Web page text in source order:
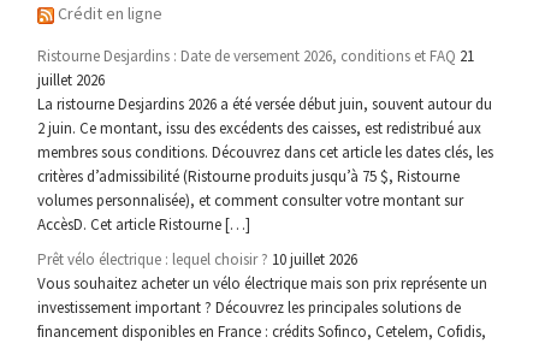
Crédit en ligne
Ristourne Desjardins : Date de versement 2026, conditions et FAQ 21
juillet 2026
La ristourne Desjardins 2026 a été versée début juin, souvent autour du
2 juin. Ce montant, issu des excédents des caisses, est redistribué aux
membres sous conditions. Découvrez dans cet article les dates clés, les
critères d’admissibilité (Ristourne produits jusqu’à 75 $, Ristourne
volumes personnalisée), et comment consulter votre montant sur
AccèsD. Cet article Ristourne […]
Prêt vélo électrique : lequel choisir ? 10 juillet 2026
Vous souhaitez acheter un vélo électrique mais son prix représente un
investissement important ? Découvrez les principales solutions de
financement disponibles en France : crédits Sofinco, Cetelem, Cofidis,